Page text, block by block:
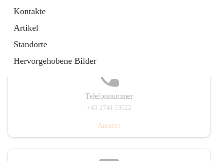
Kontakte
Artikel
Standorte
Hervorgehobene Bilder
Telefonnummer
+43 2744 53522
Anrufen